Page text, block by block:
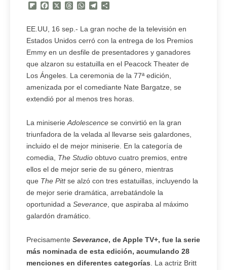
Flipboard
Facebook
X Threads
WhatsApp
Telegram
EE.UU, 16 sep.- La gran noche de la televisión en
Estados Unidos cerró con la entrega de los Premios
Emmy en un desfile de presentadores y ganadores
que alzaron su estatuilla en el Peacock Theater de
Los Ángeles. La ceremonia de la 77ª edición,
amenizada por el comediante Nate Bargatze, se
extendió por al menos tres horas.
La miniserieAdolescence se convirtió en la gran
triunfadora de la velada al llevarse seis galardones,
incluido el de mejor miniserie. En la categoría de
comedia, The Studio obtuvo cuatro premios, entre
ellos el de mejor serie de su género, mientras
que The Pittse alzó con tres estatuillas, incluyendo la
de mejor serie dramática, arrebatándole la
oportunidad a Severance, que aspiraba al máximo
galardón dramático.
Precisamente Severance, de Apple TV+, fue la serie
más nominada de esta edición, acumulando 28
menciones en diferentes categorías. La actriz Britt